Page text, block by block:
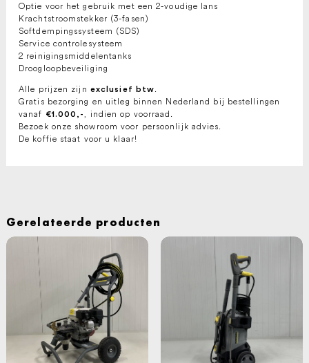
Optie voor het gebruik met een 2-voudige lans
Krachtstroomstekker (3-fasen)
Softdempingssysteem (SDS)
Service controlesysteem
2 reinigingsmiddelentanks
Droogloopbeveiliging
Alle prijzen zijn exclusief btw.
Gratis bezorging en uitleg binnen Nederland bij bestellingen
vanaf €1.000,- , indien op voorraad.
Bezoek onze showroom voor persoonlijk advies.
De koffie staat voor u klaar!
Gerelateerde producten